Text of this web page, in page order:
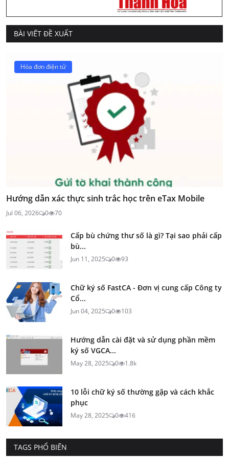
BÀI VIẾT ĐỀ XUẤT
Hóa đơn điện tử
Hướng dẫn xác thực sinh trắc học trên eTax Mobile
Jul 06, 2026 0 70
Cấp bù chứng thư số là gì? Tại sao phải cấp
bù...
Jun 11, 2025 0 93
Chữ ký số FastCA - Đơn vị cung cấp Công ty
Cổ...
Jun 04, 2025 0 103
Hướng dẫn cài đặt và sử dụng phần mềm
ký số VGCA...
May 28, 2025 0 1.8k
10 lỗi chữ ký số thường gặp và cách khắc
phục
May 28, 2025 0 416
TAGS PHỔ BIẾN